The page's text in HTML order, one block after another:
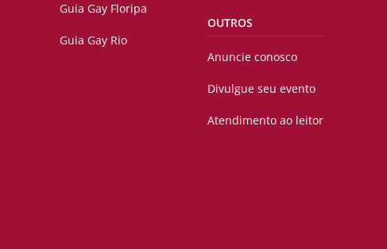
Guia Gay Floripa
Guia Gay Rio
OUTROS
Anuncie conosco
Divulgue seu evento
Atendimento ao leitor